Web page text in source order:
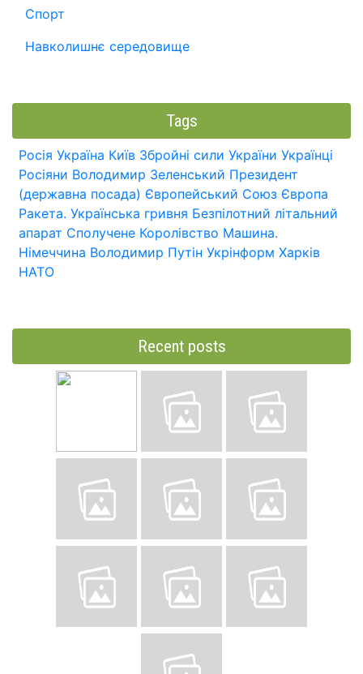
Спорт
Навколишнє середовище
Tags
Росія Україна Київ Збройні сили України Українці
Росіяни Володимир Зеленський Президент
(державна посада) Європейський Союз Європа
Ракета. Українська гривня Безпілотний літальний
апарат Сполучене Королівство Машина.
Німеччина Володимир Путін Укрінформ Харків
НАТО
Recent posts